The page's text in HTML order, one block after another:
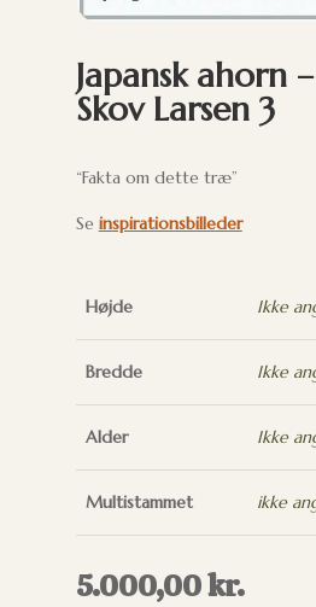
Japansk ahorn
Skov Larsen 3
“Fakta om dette træ”
Se inspirationsbilleder
Højde Ikke
Bredde Ikke
Alder Ikke
Multistammet ikke
5.000,00kr.